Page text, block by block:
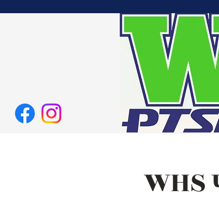
WHS